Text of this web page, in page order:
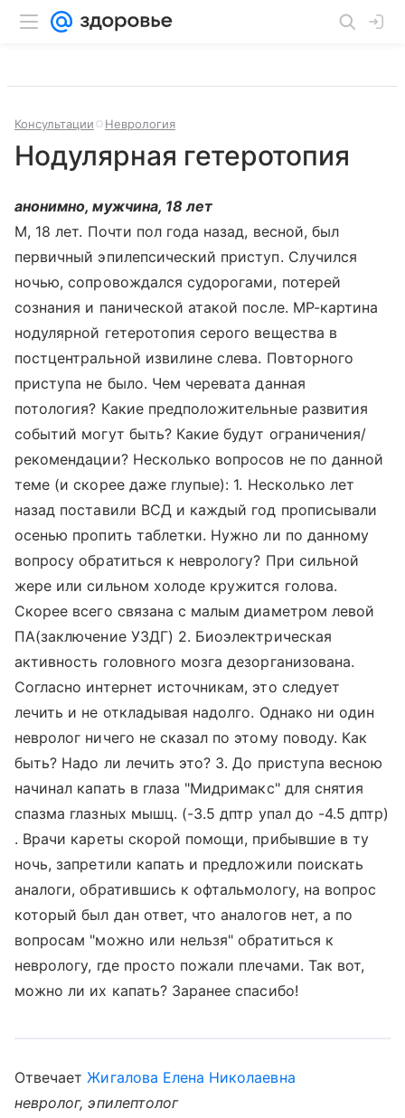
Консультации Неврология
Нодулярная гетеротопия
анонимно, мужчина, 18 лет
М, 18 лет. Почти пол года назад, весной, был
первичный эпилепсический приступ. Случился
ночью, сопровождался судорогами, потерей
сознания и панической атакой после. МР-картина
нодулярной гетеротопия серого вещества в
постцентральной извилине слева. Повторного
приступа не было. Чем черевата данная
потология? Какие предположительные развития
событий могут быть? Какие будут ограничения/
рекомендации? Несколько вопросов не по данной
теме (и скорее даже глупые): 1. Несколько лет
назад поставили ВСД и каждый год прописывали
осенью пропить таблетки. Нужно ли по данному
вопросу обратиться к неврологу? При сильной
жере или сильном холоде кружится голова.
Скорее всего связана с малым диаметром левой
ПА(заключение УЗДГ) 2. Биоэлектрическая
активность головного мозга дезорганизована.
Согласно интернет источникам, это следует
лечить и не откладывая надолго. Однако ни один
невролог ничего не сказал по этому поводу. Как
быть? Надо ли лечить это? 3. До приступа весною
начинал капать в глаза "Мидримакс" для снятия
спазма глазных мышц. (-3.5 дптр упал до -4.5 дптр)
. Врачи кареты скорой помощи, прибывшие в ту
ночь, запретили капать и предложили поискать
аналоги, обратившись к офтальмологу, на вопрос
который был дан ответ, что аналогов нет, а по
вопросам "можно или нельзя" обратиться к
неврологу, где просто пожали плечами. Так вот,
можно ли их капать? Заранее спасибо!
ОтвечаетЖигалова Елена Николаевна
невролог, эпилептолог